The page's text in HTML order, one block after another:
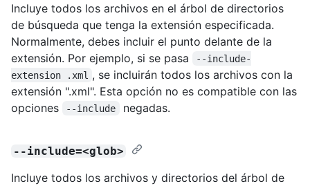
Incluye todos los archivos en el árbol de directorios
de búsqueda que tenga la extensión especificada.
Normalmente, debes incluir el punto delante de la
extensión. Por ejemplo, si se pasa
--include-
extension .xml , se incluirán todos los archivos con la
extensión ".xml". Esta opción no es compatible con las
opciones
--include negadas.
--include=<glob>
Incluye todos los archivos y directorios del árbol de